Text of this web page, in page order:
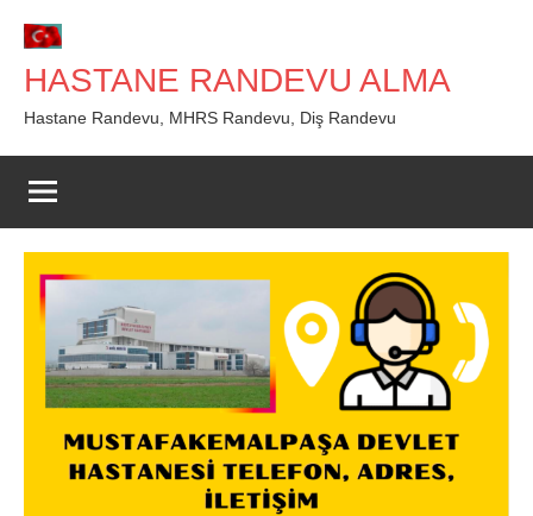
geç
HASTANE RANDEVU ALMA
Hastane Randevu, MHRS Randevu, Diş Randevu